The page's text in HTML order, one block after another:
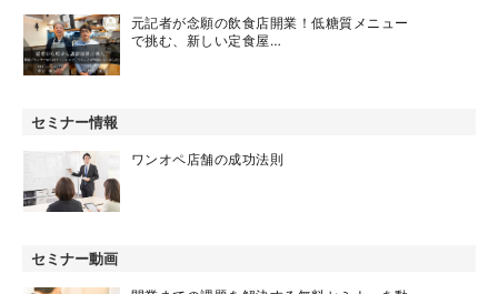
元記者が念願の飲食店開業！低糖質メニュー
で挑む、新しい定食屋…
セミナー情報
ワンオペ店舗の成功法則
セミナー動画